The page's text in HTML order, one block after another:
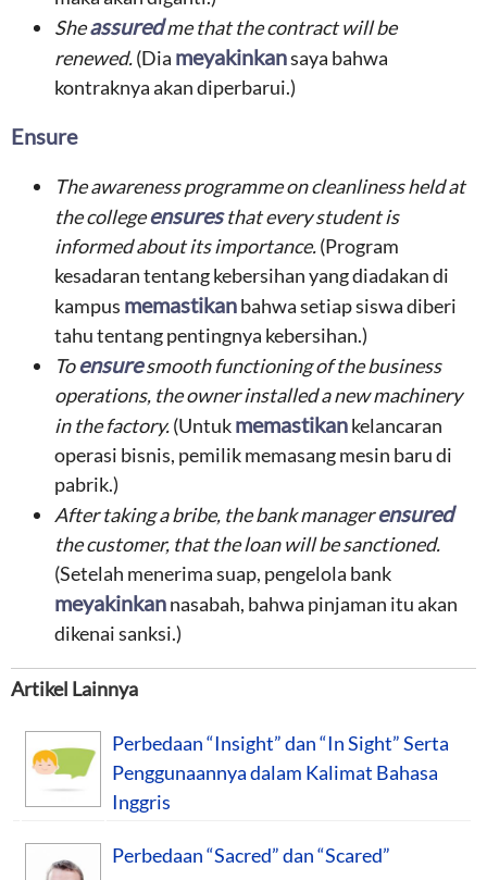
Sheassuredme that the contract will be
renewed.(Dia meyakinkansaya bahwa
kontraknya akan diperbarui.)
Ensure
The awareness programme on cleanliness held at
the collegeensuresthat every student is
informed about its importance.(Program
kesadaran tentang kebersihan yang diadakan di
kampus memastikanbahwa setiap siswa diberi
tahu tentang pentingnya kebersihan.)
Toensuresmooth functioning of the business
operations, the owner installed a new machinery
in the factory.(Untukmemastikankelancaran
operasi bisnis, pemilik memasang mesin baru di
pabrik.)
After taking a bribe, the bank managerensured
the customer, that the loan will be sanctioned.
(Setelah menerima suap, pengelola bank
meyakinkannasabah, bahwa pinjaman itu akan
dikenai sanksi.)
Artikel Lainnya
Perbedaan “Insight” dan “In Sight” Serta
Penggunaannya dalam Kalimat Bahasa
Inggris
Perbedaan “Sacred” dan “Scared”